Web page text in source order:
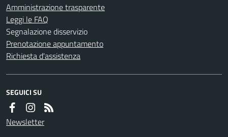
Amministrazione trasparente
Leggi le FAQ
Segnalazione disservizio
Prenotazione appuntamento
Richiesta d'assistenza
SEGUICI SU
Newsletter